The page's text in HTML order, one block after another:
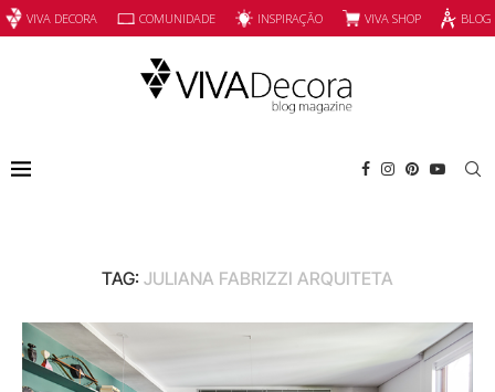
VIVA DECORA COMUNIDADE INSPIRAÇÃO VIVA SHOP
TAG: JULIANA FABRIZZI ARQUITETA